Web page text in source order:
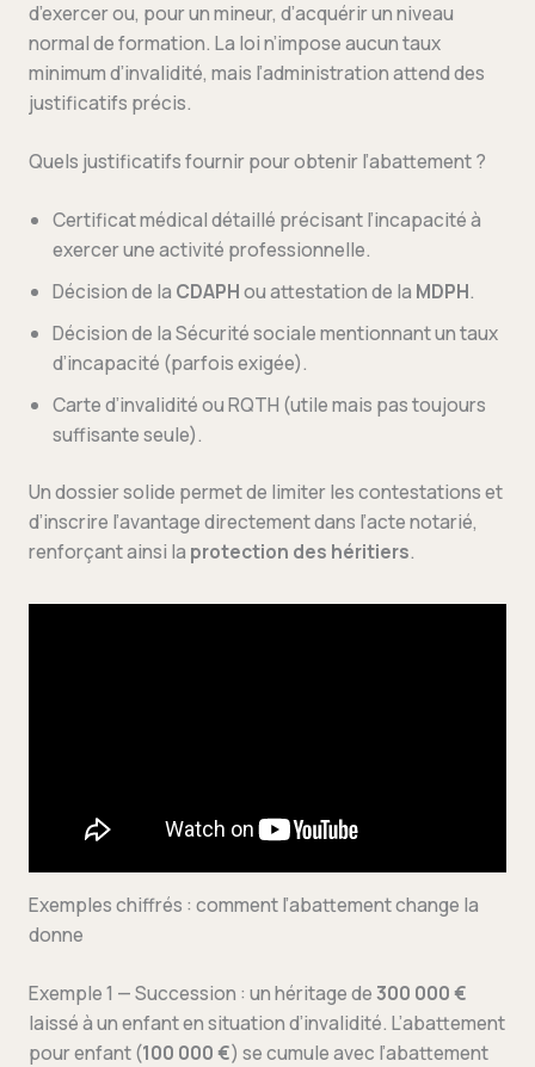
d’exercer ou, pour un mineur, d’acquérir un niveau
normal de formation. La loi n’impose aucun taux
minimum d’invalidité, mais l’administration attend des
justificatifs précis.
Quels justificatifs fournir pour obtenir l’abattement ?
Certificat médical détaillé précisant l’incapacité à
exercer une activité professionnelle.
Décision de la CDAPHou attestation de la MDPH.
Décision de la Sécurité sociale mentionnant un taux
d’incapacité (parfois exigée).
Carte d’invalidité ou RQTH (utile mais pas toujours
suffisante seule).
Un dossier solide permet de limiter les contestations et
d’inscrire l’avantage directement dans l’acte notarié,
renforçant ainsi la protection des héritiers.
Exemples chiffrés : comment l’abattement change la
donne
Exemple 1 — Succession : un héritage de300 000 €
laissé à un enfant en situation d’invalidité. L’abattement
pour enfant (100 000 €) se cumule avec l’abattement